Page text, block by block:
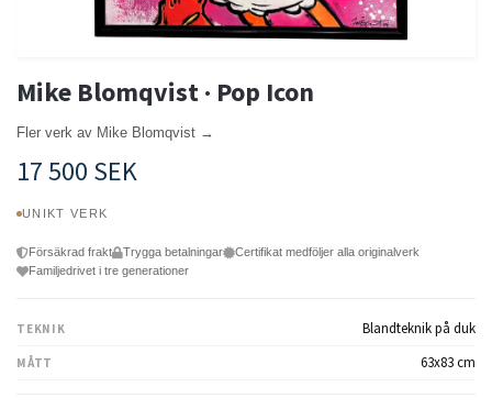
Mike Blomqvist · Pop Icon
Fler verk av Mike Blomqvist →
17 500 SEK
UNIKT VERK
Försäkrad frakt Trygga betalningar
Certifikat medföljer alla originalverk
Familjedrivet i tre generationer
TEKNIK Blandteknik på duk
MÅTT 63x83 cm